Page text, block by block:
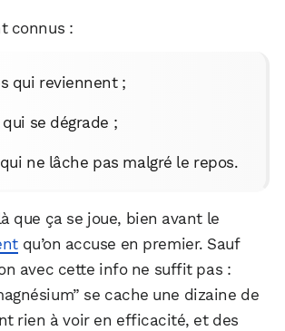
connus :
qui reviennent ;
se dégrade ;
ne lâche pas malgré le repos.
que ça se joue, bien avant le
qu’on accuse en premier. Sauf
avec cette info ne suffit pas :
se cache une dizaine de
rien à voir en efficacité, et des